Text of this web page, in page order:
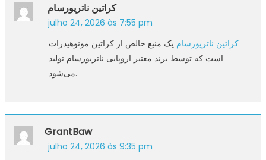
کراتین ناتریورسام
julho 24, 2026 às 7:55 pm
کراتین ناتریورسام یک منبع خالص از کراتین مونوهیدرات
است که توسط برند معتبر اروپایی ناتریورسام تولید
می‌شود.
GrantBaw
julho 24, 2026 às 9:35 pm